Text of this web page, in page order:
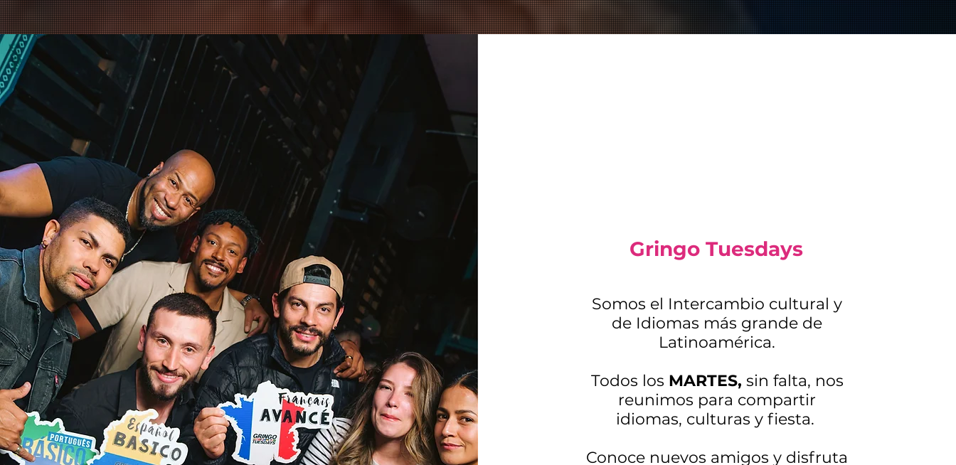
Gringo Tuesdays
Somos el Intercambio cultural y
de Idiomas más grande de
Latinoamérica.
Todos los MARTES, sin falta, nos
reunimos para compartir
idiomas, culturas y fiesta.
Conoce nuevos amigos y disfruta